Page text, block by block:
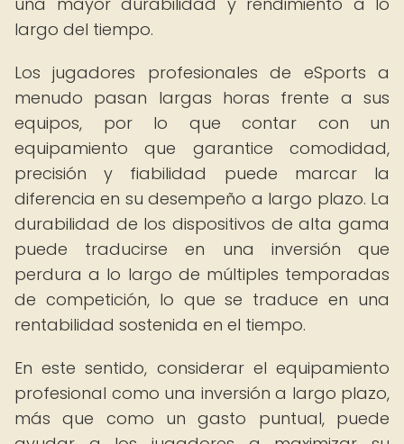
largo del tiempo.
Los jugadores profesionales de eSports a
menudo pasan largas horas frente a sus
equipos, por lo que contar con un
equipamiento que garantice comodidad,
precisión y fiabilidad puede marcar la
diferencia en su desempeño a largo plazo. La
durabilidad de los dispositivos de alta gama
puede traducirse en una inversión que
perdura a lo largo de múltiples temporadas
de competición, lo que se traduce en una
rentabilidad sostenida en el tiempo.
En este sentido, considerar el equipamiento
profesional como una inversión a largo plazo,
más que como un gasto puntual, puede